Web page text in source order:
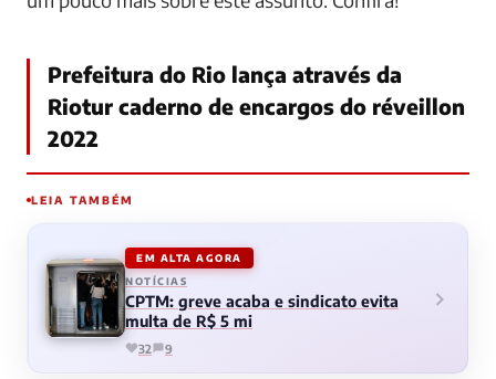
Prefeitura do Rio lança através da
Riotur caderno de encargos do réveillon
2022
LEIA TAMBÉM
EM ALTA AGORA
NOTÍCIAS
CPTM: greve acaba e sindicato evita
multa de R$ 5 mi
32 9